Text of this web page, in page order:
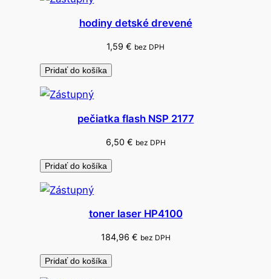
hodiny detské drevené
1,59 € bez DPH
Pridať do košíka
pečiatka flash NSP 2177
6,50 € bez DPH
Pridať do košíka
toner laser HP4100
184,96 € bez DPH
Pridať do košíka